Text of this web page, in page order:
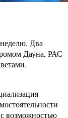
Два
Дауна, РАС
возможностью